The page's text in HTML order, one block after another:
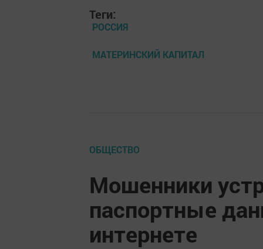
Теги:
РОССИЯ
МАТЕРИНСКИЙ КАПИТАЛ
ОБЩЕСТВО
Мошенники
паспортные
интернете